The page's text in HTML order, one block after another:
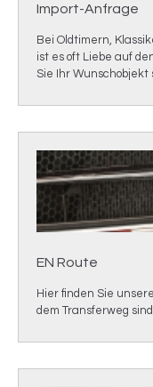
Import-Anfrage
Bei Oldtimern,
ist es oft Liebe auf
Sie Ihr
EN Route
Hier finden Sie
dem Transferweg